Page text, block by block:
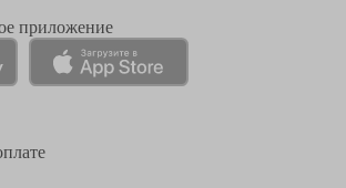
приложение